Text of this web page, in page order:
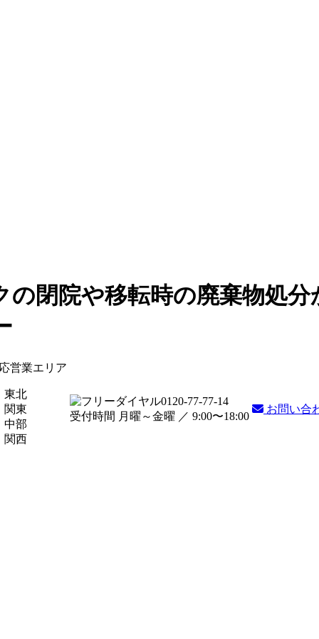
閉院や移転時の廃棄物処
営業エリア
東北
関東
中部
関西
0120-77-77-14
受付時間 月曜～金曜 ／ 9:00〜18:00
お問い合